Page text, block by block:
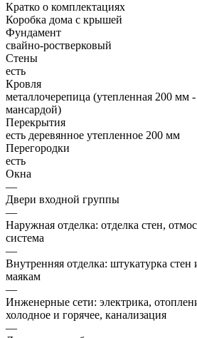
Кратко о комплектациях
Коробка дома с крышей
Фундамент
свайно-ростверковый
Стены
есть
Кровля
металлочерепица (утепленная 200 мм
мансардой)
Перекрытия
есть деревянное утепленное 200 мм
Перегородки
есть
Окна
—
Двери входной группы
—
Наружная отделка: отделка стен,
система
—
Внутренняя отделка: штукатурка стен
маякам
—
Инженерные сети: электрика,
холодное и горячее, канализация
—